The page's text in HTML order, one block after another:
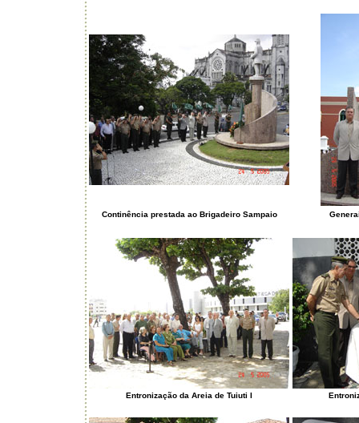
Continência prestada ao Brigadeiro Sampaio
Entronização da Areia de Tuiuti I